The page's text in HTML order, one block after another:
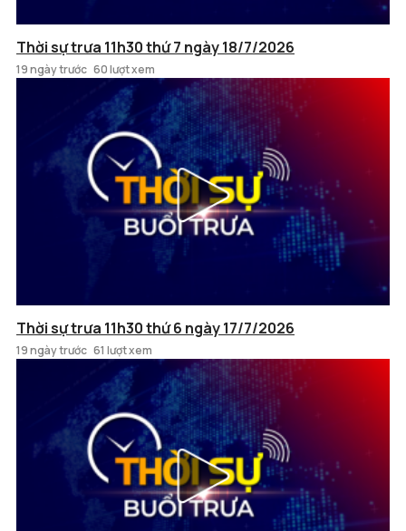
Thời sự trưa 11h30 thứ 7 ngày 18/7/2026
19 ngày trước 60 lượt xem
Thời sự trưa 11h30 thứ 6 ngày 17/7/2026
19 ngày trước 61 lượt xem